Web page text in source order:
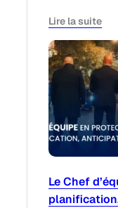
Lire la suite
Le Chef